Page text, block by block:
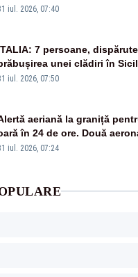
distrusă de o
iul. 2026, 07:40
7 persoane,
unei clădiri în
iul. 2026, 07:50
aeriană la graniță
în 24 de ore. Două
britanice au fost
iul. 2026, 07:24